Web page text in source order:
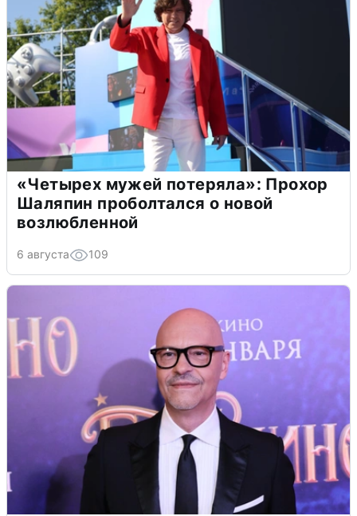
«Четырех мужей потеряла»: Прохор
Шаляпин проболтался о новой
возлюбленной
6 августа 109